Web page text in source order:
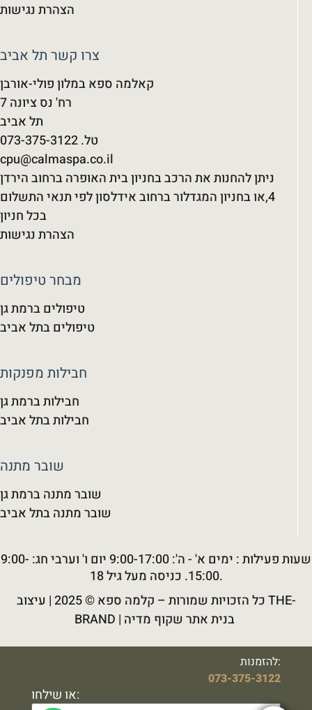
הצהרת נגישות
צרו קשר תל אביב
קאלמה ספא במלון פולי-אורבן
רח' נס ציונה 7
תל אביב
cpu@calmaspa.co.il
ניתן להחנות את הרכב בחניון בית האופרה ברחוב הירדן
4,או בחניון המגדלור ברחוב אידלסון לפי תנאי התשלום
בכל חניון
הצהרת נגישות
מבחר טיפולים
טיפולים ברמת גן
טיפולים בתל אביב
חבילות מפנקות
חבילות ברמת גן
חבילות בתל אביב
שובר מתנה
שובר מתנה ברמת גן
שובר מתנה בתל אביב
שעות פעילות : ימים א' - ה': 9:00-17:00 יום ו' וערבי חג: 9:00-
15:00. כניסה מעל גיל 18.
כל הזכויות שמורות – קלמה ספא© 2025 |
עיצוב THE-
BRAND |
להזמנות:
073-375-3122
או שילחו: